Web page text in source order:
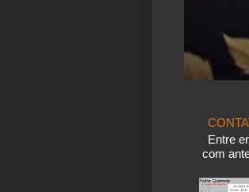
Entre
com